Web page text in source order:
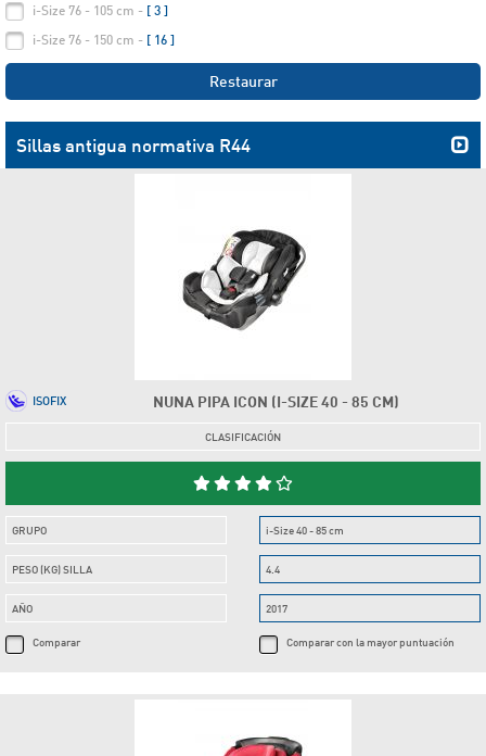
i-Size 76 - 105 cm - [ 3 ]
i-Size 76 - 150 cm - [ 16 ]
Restaurar
Sillas antigua normativa R44
NUNA PIPA ICON (I-SIZE 40 - 85 CM)
ISOFIX
CLASIFICACIÓN
GRUPO
PESO (KG) SILLA
AÑO
Comparar
i-Size 40 - 85 cm
4.4
2017
Comparar con la mayor puntuación